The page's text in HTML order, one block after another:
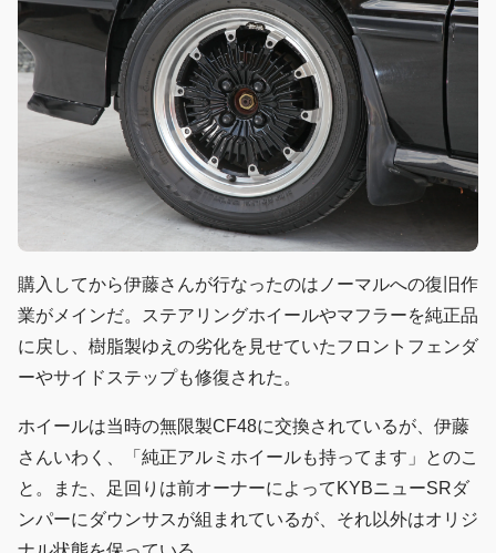
購入してから伊藤さんが行なったのはノーマルへの復旧作
業がメインだ。ステアリングホイールやマフラーを純正品
に戻し、樹脂製ゆえの劣化を見せていたフロントフェンダ
ーやサイドステップも修復された。
ホイールは当時の無限製CF48に交換されているが、伊藤
さんいわく、「純正アルミホイールも持ってます」とのこ
と。また、足回りは前オーナーによってKYBニューSRダ
ンパーにダウンサスが組まれているが、それ以外はオリジ